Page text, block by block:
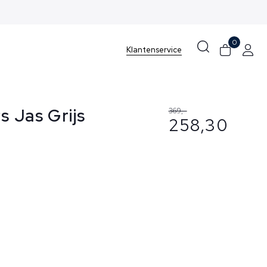
Klantenservice
0
Jas Grijs 369,-
258,30